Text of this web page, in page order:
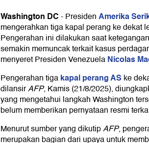
Washington DC-PresidenAmerika
mengerahkan tiga kapal perang ke dekat
Pengerahan ini dilakukan saat
semakin memuncak terkait kasus
menyeret Presiden VenezuelaNicolas
Pengerahan tigakapal perang AS ke
dilansirAFP, Kamis (21/8/2025),
yang mengetahui langkah Washington
belum memberikan pernyataan resmi
Menurut sumber yang dikutipAFP,
merupakan bagian dari upaya untuk